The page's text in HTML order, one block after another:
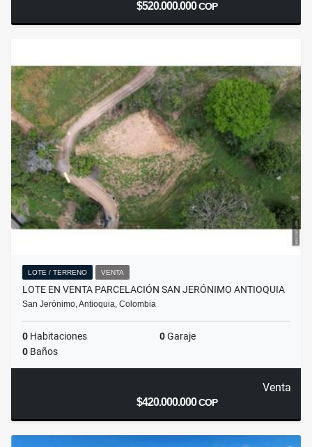
$520.000.000COP
LOTE / TERRENO VENTA
LOTE EN VENTA PARCELACIÓN SAN JERÓNIMO ANTIOQUIA
San Jerónimo, Antioquia, Colombia
0 Habitaciones 0Garaje
0 Baños
Venta
$420.000.000COP